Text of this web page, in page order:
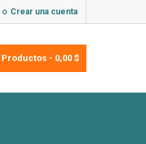
o Crear una cuenta
Productos - 0,00 $